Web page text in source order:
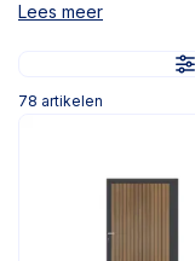
Lees meer
78 artikelen